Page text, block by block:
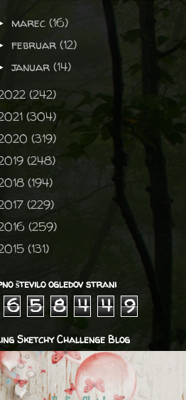
marec(16)
februar(12)
januar(14)
(242)
(304)
(319)
(248)
(194)
(229)
(259)
(131)
število ogledov strani
6 5 8 4 4 9
Sketchy Challenge Blog